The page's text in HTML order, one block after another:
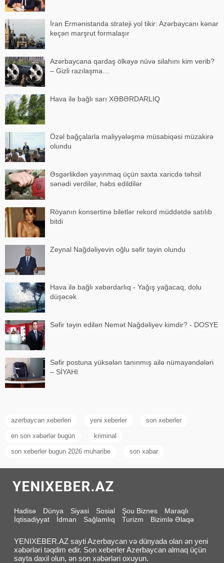
İran Ermənistanda strateji yol tikir: Azərbaycanı kənar
keçən marşrut formalaşır
Azərbaycana qardaş ölkəyə nüvə silahını kim verib?
– Gizli razılaşma…
Hava ilə bağlı sarı XƏBƏRDARLIQ
Özəl bağçalarla maliyyələşmə müsabiqəsi müzakirə
olundu
Əsgərlikdən yayınmaq üçün saxta xaricdə təhsil
sənədi verdilər, həbs edildilər
Röyanın konsertinə biletlər rekord müddətdə satılıb
bitdi
Zeynal Nağdəliyevin oğlu səfir təyin olundu
Hava ilə bağlı xəbərdarlıq - Yağış yağacaq, dolu
düşəcək
Səfir təyin edilən Nemət Nağdəliyev kimdir? - DOSYE
Səfir postuna yüksələn tanınmış ailə nümayəndələri
– SİYAHI
azerbaycan xeberleri yeni xeberler son xeberler
en son xəbərlər bugün kriminal
son xeberler bugun 2026 muharibe son xabar
Hadisə Dünya Siyasi Sosial Şou Biznes
Maraqlı
İqtisadiyyat
İdman Sağlamlıq Turizm Bizimlə Əlaqə
YENIXEBER.AZ sayti Azerbaycan və dünyada olan ən yeni
xəbərləri təqdim edir. Son xeberler Azerbaycan almaq üçün
sayta daxil olun, ən son xəbərləri oxuyun.